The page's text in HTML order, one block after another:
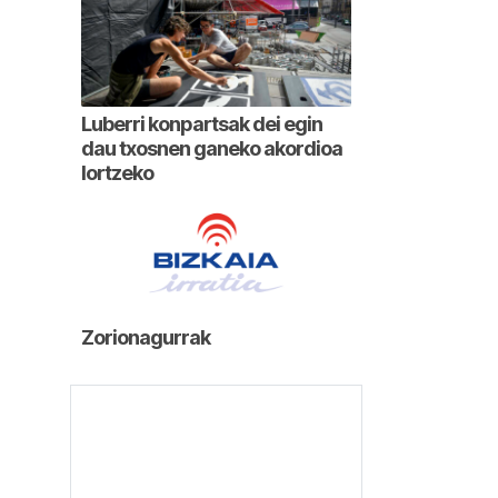
Luberri konpartsak dei egin
dau txosnen ganeko akordioa
lortzeko
Zorionagurrak